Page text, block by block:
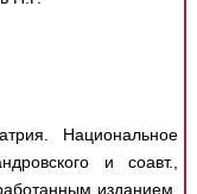
Национальное
и соавт.,
изданием,